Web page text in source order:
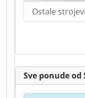
Ostale strojevi
Sve ponude od